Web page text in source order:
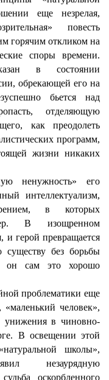
еще незрелая,
повесть
горячим откликом на
споры времени.
в состоянии
обрекающей его на
бьется над
отделяющую
как преодолеть
программ,
жизни никаких
ненужность» его
интеллектуализм,
в которых
В изощренном
и герой превращается
существу без борьбы
он сам это хорошо
проблематики еще
человек»,
унижения в чиновно-
В освещении этой
школы»,
незаурядную
оскорбленного